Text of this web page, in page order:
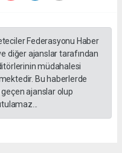
Federasyonu Haber
diğer ajanslar tarafından
müdahalesi
Bu haberlerde
ajanslar olup